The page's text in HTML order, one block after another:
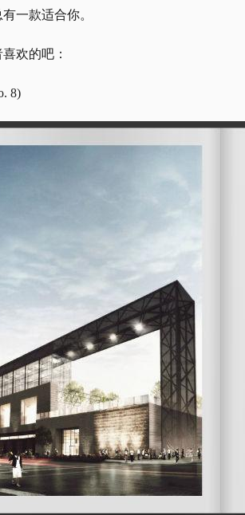
一款适合你。
欢的吧：
8)